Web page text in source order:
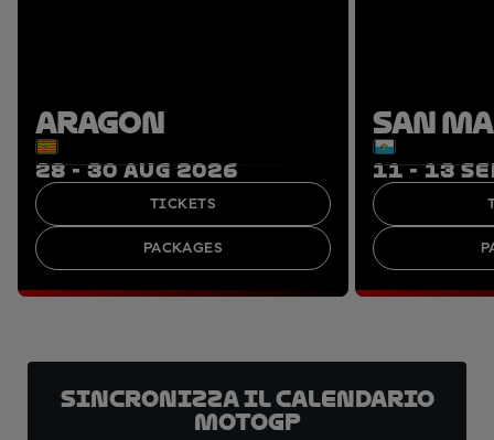
ARAGON
28 - 30 AUG 2026
TICKETS
PACKAGES
SAN
11 - 13
Sincronizza il calendario
MotoGP